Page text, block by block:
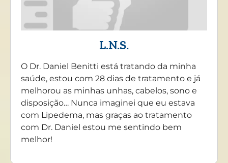
L.N.S.
O Dr. Daniel Benitti está tratando da minha
saúde, estou com 28 dias de tratamento e já
melhorou as minhas unhas, cabelos, sono e
disposição… Nunca imaginei que eu estava
com Lipedema, mas graças ao tratamento
com Dr. Daniel estou me sentindo bem
melhor!